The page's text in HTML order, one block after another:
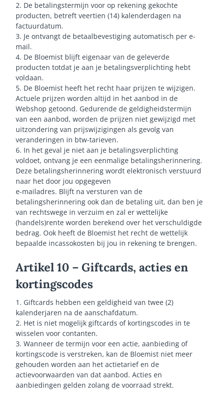
2. De betalingstermijn voor op rekening gekochte
producten, betreft veertien (14) kalenderdagen na
factuurdatum.
3. Je ontvangt de betaalbevestiging automatisch per e-
mail.
4. De Bloemist blijft eigenaar van de geleverde
producten totdat je aan je betalingsverplichting hebt
voldaan.
5. De Bloemist heeft het recht haar prijzen te wijzigen.
Actuele prijzen worden altijd in het aanbod in de
Webshop getoond. Gedurende de geldigheidstermijn
van een aanbod, worden de prijzen niet gewijzigd met
uitzondering van prijswijzigingen als gevolg van
veranderingen in btw-tarieven.
6. In het geval je niet aan je betalingsverplichting
voldoet, ontvang je een eenmalige betalingsherinnering.
Deze betalingsherinnering wordt elektronisch verstuurd
naar het door jou opgegeven
e-mailadres. Blijft na versturen van de
betalingsherinnering ook dan de betaling uit, dan ben je
van rechtswege in verzuim en zal er wettelijke
(handels)rente worden berekend over het verschuldigde
bedrag. Ook heeft de Bloemist het recht de wettelijk
bepaalde incassokosten bij jou in rekening te brengen.
Artikel 10 – Giftcards, acties en
kortingscodes
1. Giftcards hebben een geldigheid van twee (2)
kalenderjaren na de aanschafdatum.
2. Het is niet mogelijk giftcards of kortingscodes in te
wisselen voor contanten.
3. Wanneer de termijn voor een actie, aanbieding of
kortingscode is verstreken, kan de Bloemist niet meer
gehouden worden aan het actietarief en de
actievoorwaarden van dat aanbod. Acties en
aanbiedingen gelden zolang de voorraad strekt.